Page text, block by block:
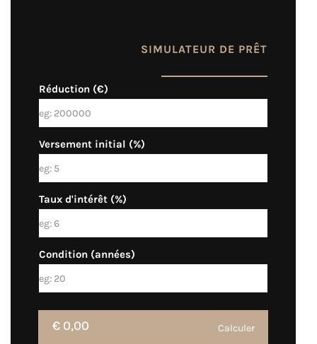
SIMULATEUR DE PRÊT
Réduction (€)
Versement initial (%)
Taux d'intérêt (%)
Condition (années)
Calculer
€ 0,00